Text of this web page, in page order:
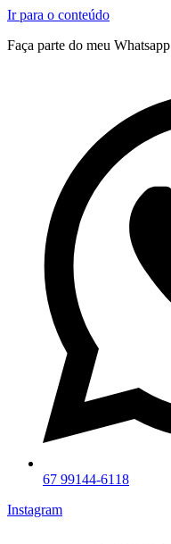
Ir para o conteúdo
Faça parte do meu Whatsapp
67 99144-6118
Instagram